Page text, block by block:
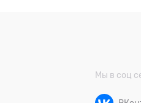
Мы в соц